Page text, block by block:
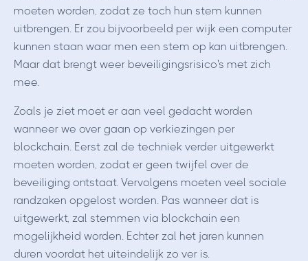
moeten worden, zodat ze toch hun stem kunnen
uitbrengen. Er zou bijvoorbeeld per wijk een computer
kunnen staan waar men een stem op kan uitbrengen.
Maar dat brengt weer beveiligingsrisico's met zich
mee.
Zoals je ziet moet er aan veel gedacht worden
wanneer we over gaan op verkiezingen per
blockchain. Eerst zal de techniek verder uitgewerkt
moeten worden, zodat er geen twijfel over de
beveiliging ontstaat. Vervolgens moeten veel sociale
randzaken opgelost worden. Pas wanneer dat is
uitgewerkt, zal stemmen via blockchain een
mogelijkheid worden. Echter zal het jaren kunnen
duren voordat het uiteindelijk zo ver is.